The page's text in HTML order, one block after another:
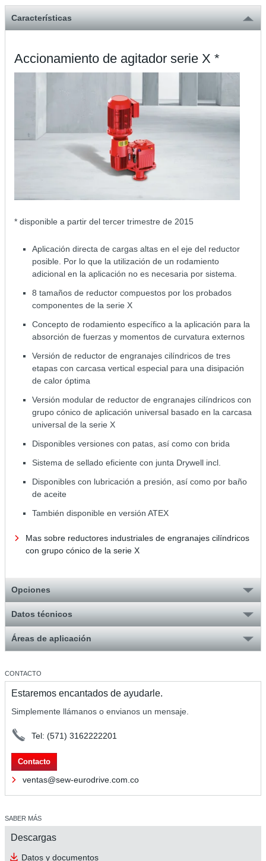
Características
Accionamiento de agitador serie X *
* disponible a partir del tercer trimestre de 2015
Aplicación directa de cargas altas en el eje del reductor
posible. Por lo que la utilización de un rodamiento
adicional en la aplicación no es necesaria por sistema.
8 tamaños de reductor compuestos por los probados
componentes de la serie X
Concepto de rodamiento específico a la aplicación para la
absorción de fuerzas y momentos de curvatura externos
Versión de reductor de engranajes cilíndricos de tres
etapas con carcasa vertical especial para una disipación
de calor óptima
Versión modular de reductor de engranajes cilíndricos con
grupo cónico de aplicación universal basado en la carcasa
universal de la serie X
Disponibles versiones con patas, así como con brida
Sistema de sellado eficiente con junta Drywell incl.
Disponibles con lubricación a presión, así como por baño
de aceite
También disponible en versión ATEX
Mas sobre reductores industriales de engranajes cilíndricos
con grupo cónico de la serie X
Opciones
Datos técnicos
Áreas de aplicación
CONTACTO
Estaremos encantados de ayudarle.
Simplemente llámanos o envianos un mensaje.
Tel: (571) 3162222201
Contacto
ventas@sew-eurodrive.com.co
SABER MÁS
Descargas
Datos y documentos